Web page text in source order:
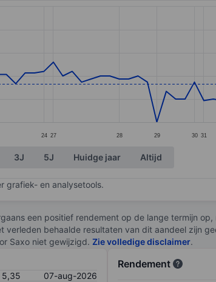
from 5.1 to 5.7.
24 27 28 29 30 31
3J 5J Huidge jaar Altijd
grafiek- en analysetools.
een positief rendement op de lange termijn
verleden behaalde resultaten van dit aandeel zijn
Saxo niet gewijzigd. Zie volledige disclaimer.
5,35
07-aug-2026
Rendement